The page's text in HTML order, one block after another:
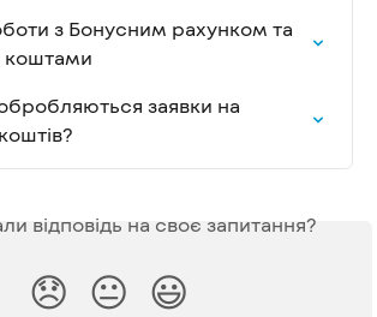
з Бонусним рахунком та
коштами
заявки на
відповідь на своє запитання?
😞 😐 😃